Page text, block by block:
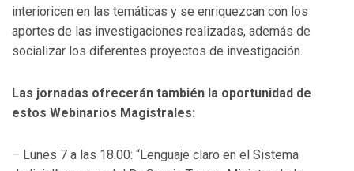
interioricen en las temáticas y se enriquezcan con los
aportes de las investigaciones realizadas, además de
socializar los diferentes proyectos de investigación.
Las jornadas ofrecerán también la oportunidad de
estos Webinarios Magistrales:
– Lunes 7 a las 18.00: “Lenguaje claro en el Sistema